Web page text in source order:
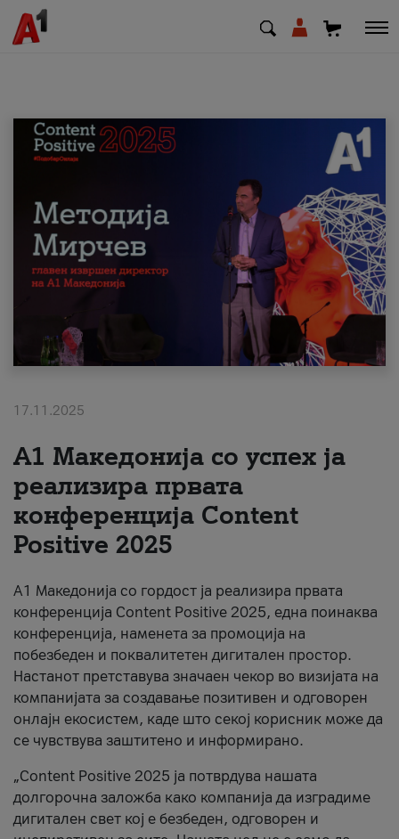
МК EN
Приватни Деловни
Поддршка
Надополни кредит
#ПодобарОнлајн
17.11.2025
А1 Македонија со успех ја
реализира првата
конференција Content
Positive 2025
А1 Македонија со гордост ја реализира првата
конференција Content Positive 2025, една поинаква
конференција, наменета за промоција на
побезбеден и поквалитетен дигитален простор.
Настанот претставува значаен чекор во визијата на
компанијата за создавање позитивен и одговорен
онлајн екосистем, каде што секој корисник може да
се чувствува заштитено и информирано.
„Content Positive 2025 ја потврдува нашата
долгорочна заложба како компанија да изградиме
дигитален свет кој е безбеден, одговорен и